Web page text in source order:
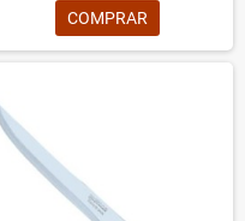
COMPRAR